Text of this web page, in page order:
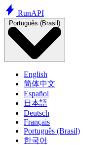
RunAPI
Português (Brasil)
English
简体中文
Español
日本語
Deutsch
Français
Português (Brasil)
한국어